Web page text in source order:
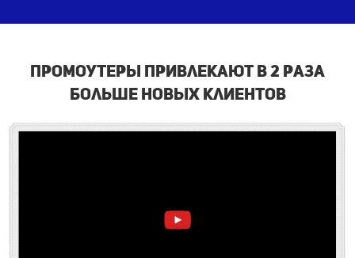
промоутеры привлекают в 2 раза
больше новых клиентов